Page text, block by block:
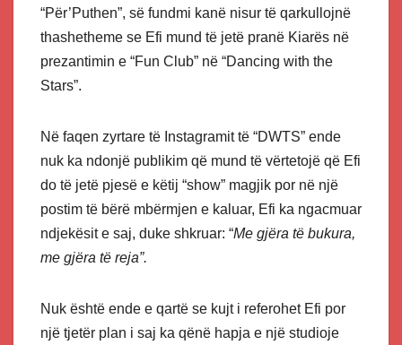
“Për’Puthen”, së fundmi kanë nisur të qarkullojnë
thashetheme se Efi mund të jetë pranë Kiarës në
prezantimin e “Fun Club” në “Dancing with the
Stars”.
Në faqen zyrtare të Instagramit të “DWTS” ende
nuk ka ndonjë publikim që mund të vërtetojë që Efi
do të jetë pjesë e këtij “show” magjik por në një
postim të bërë mbërmjen e kaluar, Efi ka ngacmuar
ndjekësit e saj, duke shkruar: “Me gjëra të bukura,
me gjëra të reja”.
Nuk është ende e qartë se kujt i referohet Efi por
një tjetër plan i saj ka qënë hapja e një studioje